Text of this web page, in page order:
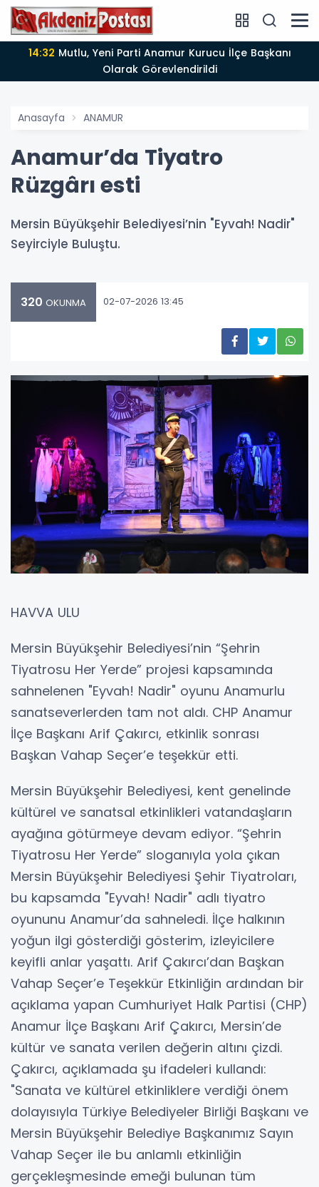
14:32
Olarak Görevlendirildi
Anasayfa ANAMUR
Anamur’da Tiyatro
Rüzgârı esti
Mersin Büyükşehir Belediyesi’nin "Eyvah! Nadir"
Seyirciyle Buluştu.
320 OKUNMA 02-07-2026 13:45
HAVVA ULU
Mersin Büyükşehir Belediyesi’nin “Şehrin
Tiyatrosu Her Yerde” projesi kapsamında
sahnelenen "Eyvah! Nadir" oyunu Anamurlu
sanatseverlerden tam not aldı. CHP Anamur
İlçe Başkanı Arif Çakırcı, etkinlik sonrası
Başkan Vahap Seçer’e teşekkür etti.
Mersin Büyükşehir Belediyesi, kent genelinde
kültürel ve sanatsal etkinlikleri vatandaşların
ayağına götürmeye devam ediyor. “Şehrin
Tiyatrosu Her Yerde” sloganıyla yola çıkan
Mersin Büyükşehir Belediyesi Şehir Tiyatroları,
bu kapsamda "Eyvah! Nadir" adlı tiyatro
oyununu Anamur’da sahneledi. İlçe halkının
yoğun ilgi gösterdiği gösterim, izleyicilere
keyifli anlar yaşattı. Arif Çakırcı’dan Başkan
Vahap Seçer’e Teşekkür Etkinliğin ardından bir
açıklama yapan Cumhuriyet Halk Partisi (CHP)
Anamur İlçe Başkanı Arif Çakırcı, Mersin’de
kültür ve sanata verilen değerin altını çizdi.
Çakırcı, açıklamada şu ifadeleri kullandı:
"Sanata ve kültürel etkinliklere verdiği önem
dolayısıyla Türkiye Belediyeler Birliği Başkanı ve
Mersin Büyükşehir Belediye Başkanımız Sayın
Vahap Seçer ile bu anlamlı etkinliğin
gerçekleşmesinde emeği bulunan tüm